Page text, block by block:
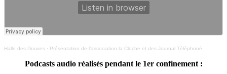
Halle des Douves · Présentation de l’association la Cloche et des Journal Téléphoné
Podcasts audio réalisés pendant le 1er confinement :